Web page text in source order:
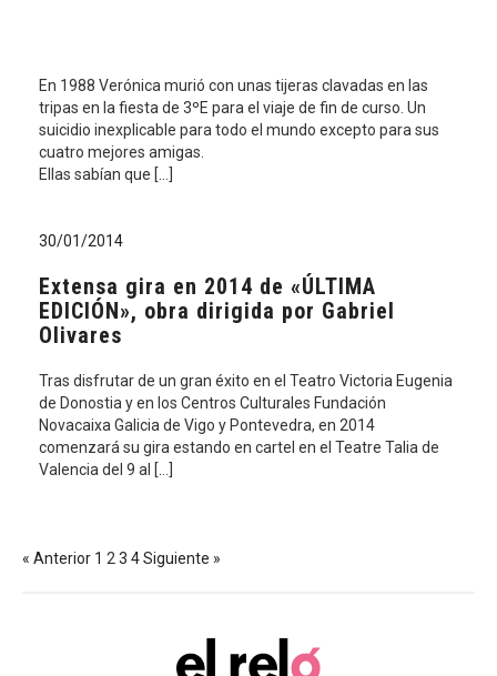
En 1988 Verónica murió con unas tijeras clavadas en las
tripas en la fiesta de 3ºE para el viaje de fin de curso. Un
suicidio inexplicable para todo el mundo excepto para sus
cuatro mejores amigas.
Ellas sabían que […]
30/01/2014
Extensa gira en 2014 de «ÚLTIMA
EDICIÓN», obra dirigida por Gabriel
Olivares
Tras disfrutar de un gran éxito en el Teatro Victoria Eugenia
de Donostia y en los Centros Culturales Fundación
Novacaixa Galicia de Vigo y Pontevedra, en 2014
comenzará su gira estando en cartel en el Teatre Talia de
Valencia del 9 al […]
« Anterior 1 2 3 4Siguiente »